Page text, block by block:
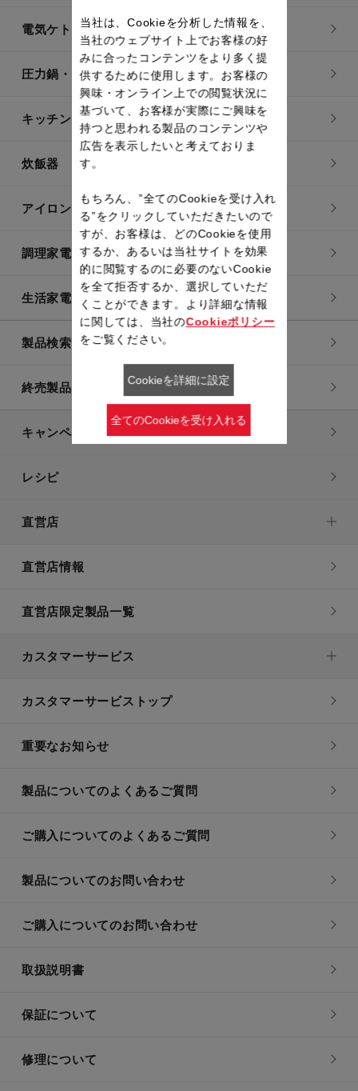
電気ケトル
圧力鍋・電気圧力鍋
キッチン用品
炊飯器
アイロン・衣類スチーマー
調理家電
生活家電
製品検索一覧
終売製品一覧
キャンペーン・特集
レシピ
直営店
直営店情報
直営店限定製品一覧
カスタマーサービス
カスタマーサービストップ
重要なお知らせ
製品についてのよくあるご質問
ご購入についてのよくあるご質問
製品についてのお問い合わせ
ご購入についてのお問い合わせ
取扱説明書
保証について
修理について
当社は、Cookieを分析した情報を、
当社のウェブサイト上でお客様の好
みに合ったコンテンツをより多く提
供するために使用します。お客様の
興味・オンライン上での閲覧状況に
基づいて、お客様が実際にご興味を
持つと思われる製品のコンテンツや
広告を表示したいと考えておりま
す。
もちろん、”全てのCookieを受け入れ
る”をクリックしていただきたいので
すが、お客様は、どのCookieを使用
するか、あるいは当社サイトを効果
的に閲覧するのに必要のないCookie
を全て拒否するか、選択していただ
くことができます。より詳細な情報
に関しては、当社のCookieポリシー
をご覧ください。
Cookieを詳細に設定
全てのCookieを受け入れる